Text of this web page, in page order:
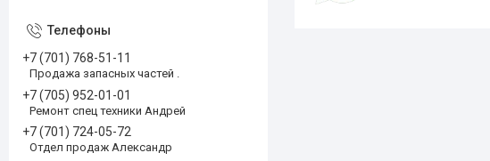
+7 (701) 768-51-11
Продажа запасных частей .
+7 (705) 952-01-01
Ремонт спец техники Андрей
+7 (701) 724-05-72
Отдел продаж Александр